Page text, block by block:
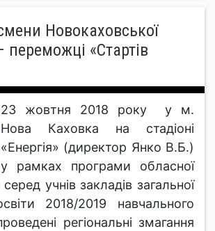
Новокаховської
«Стартів
23 жовтня 2018 року у м.
Нова Каховка на стадіоні
«Енергія» (директор Янко В.Б.)
у рамках програми обласної
учнів закладів загальної
2018/2019 навчального
регіональні змагання